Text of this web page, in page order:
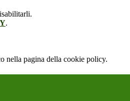
.
nella pagina della cookie policy.